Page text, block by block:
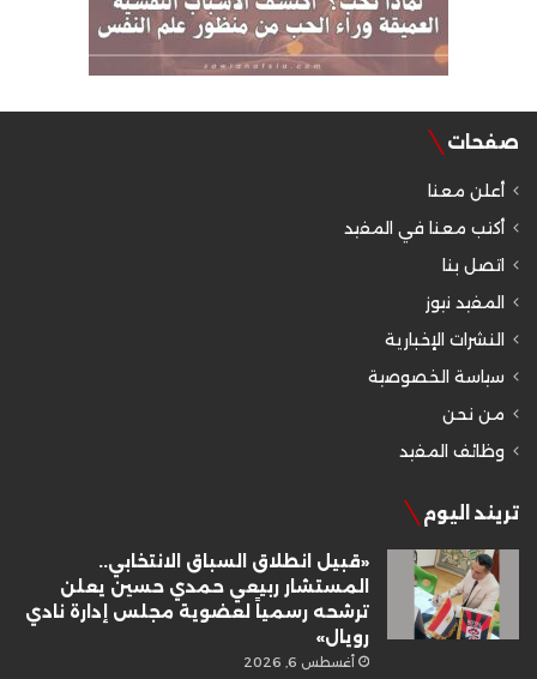
صفحات
أعلن معنا
أكتب معنا في المفيد
اتصل بنا
المفيد نيوز
النشرات الإخبارية
سياسة الخصوصية
من نحن
وظائف المفيد
تريند اليوم
«قبيل انطلاق السباق الانتخابي..
المستشار ربيعي حمدي حسين يعلن
ترشحه رسمياً لعضوية مجلس إدارة نادي
رويال»
أغسطس 6, 2026